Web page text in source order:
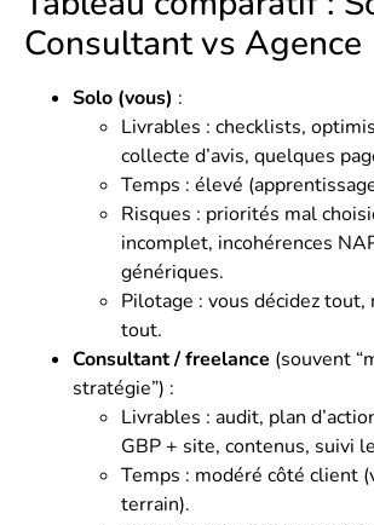
Consultant vs Agence
Solo (vous) :
Livrables : checklists,
collecte d’avis, quelques
Temps : élevé
Risques : priorités mal
incomplet, incohérences
génériques.
Pilotage : vous décidez tout,
tout.
Consultant / freelance (souvent
stratégie”) :
Livrables : audit, plan
GBP + site, contenus, suivi
Temps : modéré côté client
terrain).